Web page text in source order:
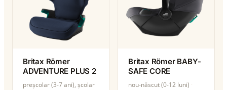
Britax Römer
ADVENTURE PLUS 2
preșcolar (3-7 ani), școlar
Britax Römer BABY-
SAFE CORE
nou-născut (0-12 luni)